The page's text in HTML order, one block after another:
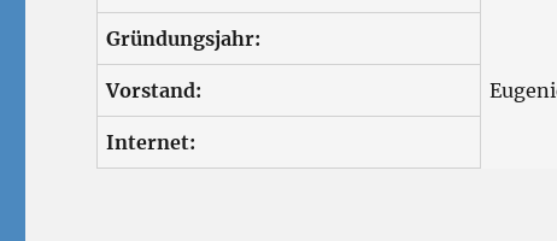
Gründungsjahr:
Vorstand:
Internet: